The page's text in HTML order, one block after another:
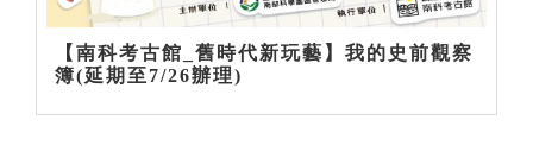
【南科考古館_舊時代新玩藝】我的史前觀察
簿(延期至7/26辦理)